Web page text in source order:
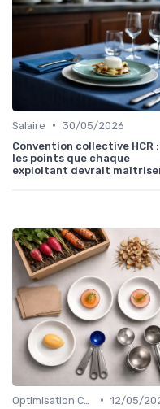
Salaire • 30/05/2026
Convention collective HCR :
les points que chaque
exploitant devrait
• 12/05/